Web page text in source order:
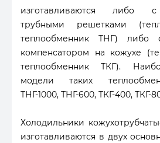
изготавливаются либо
трубными решетками
теплообменник ТНГ) либо
компенсатором на кожухе
теплообменник ТКГ).
модели таких
ТНГ-1000, ТНГ-600, ТКГ-400, ТКГ-
Холодильники
изготавливаются в двух